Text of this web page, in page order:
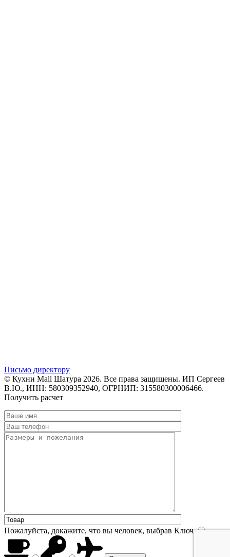
Письмо директору
© Кухни Mall Шатура 2026. Все права защищены. ИП Сергеев
В.Ю., ИНН: 580309352940, ОГРНИП: 315580300006466.
Получить расчет
Пожалуйста, докажите, что вы человек, выбрав Ключ.